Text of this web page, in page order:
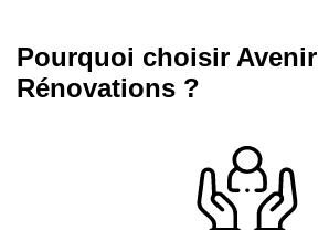
Pourquoi choisir Avenir
Rénovations ?